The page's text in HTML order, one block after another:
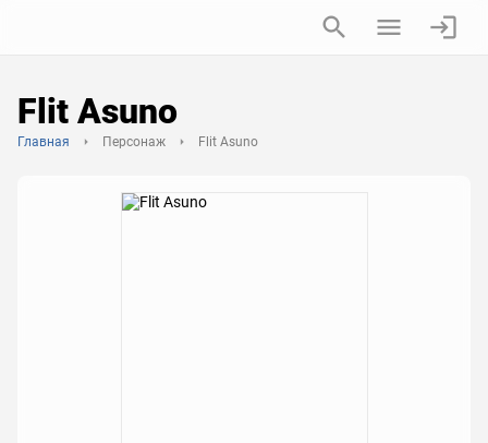
Flit Asuno
Главная Персонаж Flit Asuno